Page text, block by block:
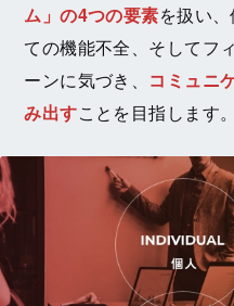
ム」の4つの要素を扱い
ての機能不全、そしてフ
ーンに気づき、 コミュニ
み出すことを目指します。